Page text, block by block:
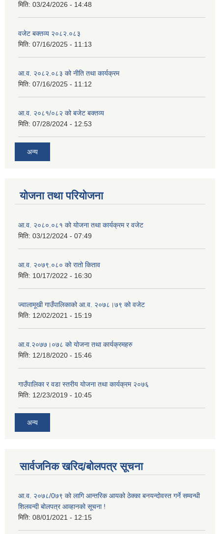
मिति: 03/24/2026 - 14:48
वजेट बक्तव्य २०८२.०८३
मिति: 07/16/2025 - 11:13
आ.व. २०८२.०८३ को नीति तथा कार्यक्रम
मिति: 07/16/2025 - 11:12
आ.व. २०८१/०८२ को बजेट बक्तव्य
मिति: 07/28/2024 - 12:53
अन्य
योजना तथा परियोजना
आ.व. २०८०.०८१ को योजना तथा कार्यक्रम र वजेट
मिति: 03/12/2024 - 07:49
आ.व. २०७९.०८० को रातो किताव
मिति: 10/17/2022 - 16:30
ज्वालामूखी गाउँपालिकाको आ.व. २०७८।७९ को वजेट
मिति: 12/02/2021 - 15:19
आ.व.२०७७।०७८ को योजना तथा कार्यक्रमहरु
मिति: 12/18/2020 - 15:46
गाउँपालिका र वडा स्तरीय योजना तथा कार्यक्रम २०७६
मिति: 12/23/2019 - 10:45
अन्य
सार्वजनिक खरिद/बोलपत्र सूचना
आ.व. २०७८/0७९ को लागि आन्तरिक आयको ठेक्का बनयन्दोवस्त गर्ने सम्वन्धी
शिलवन्दी बोलपत्र आव्हानको सूचना !
मिति: 08/01/2021 - 12:15